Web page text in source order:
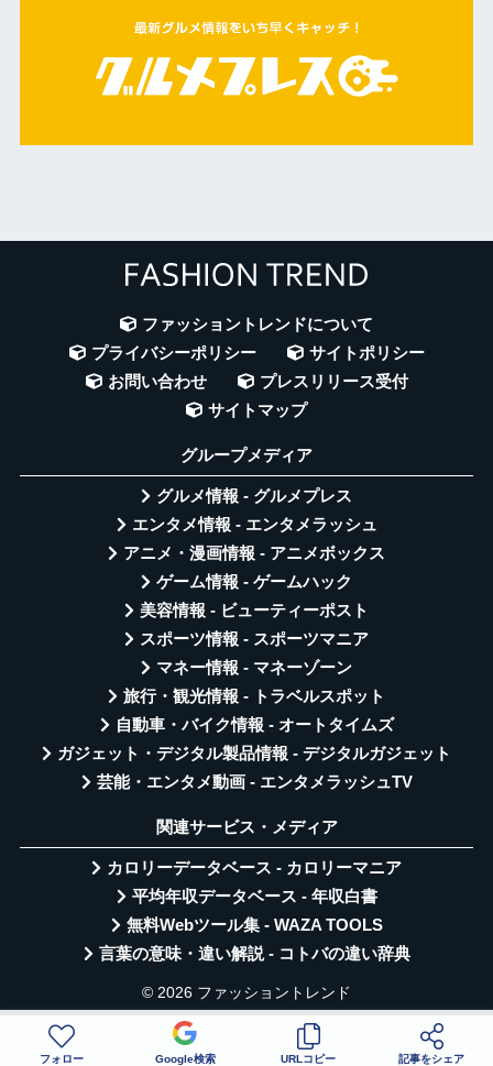
ファッショントレンドについて
プライバシーポリシー
サイトポリシー
お問い合わせ
プレスリリース受付
サイトマップ
グループメディア
グルメ情報 - グルメプレス
エンタメ情報 - エンタメラッシュ
アニメ・漫画情報 - アニメボックス
ゲーム情報 - ゲームハック
美容情報 - ビューティーポスト
スポーツ情報 - スポーツマニア
マネー情報 - マネーゾーン
旅行・観光情報 - トラベルスポット
自動車・バイク情報 - オートタイムズ
ガジェット・デジタル製品情報 - デジタルガジェット
芸能・エンタメ動画 - エンタメラッシュTV
関連サービス・メディア
カロリーデータベース - カロリーマニア
平均年収データベース - 年収白書
無料Webツール集 - WAZA TOOLS
言葉の意味・違い解説 - コトバの違い辞典
© 2026 ファッショントレンド
フォロー Google検索 URLコピー 記事をシェア